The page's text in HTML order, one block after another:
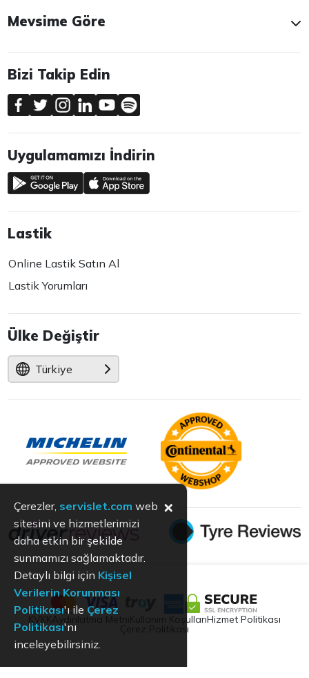
Mevsime Göre
Bizi Takip Edin
Uygulamamızı İndirin
Lastik
Online Lastik Satın Al
Lastik Yorumları
Ülke Değiştir
Türkiye
Aydınlatma Metni Kullanım KoşullarıHizmet Politikası
Çerez Politikası
Çerezler, servislet.com web
sitesini ve hizmetlerimizi
daha etkin bir şekilde
sunmamızı sağlamaktadır.
Detaylı bilgi için Kişisel
Verilerin Korunması
Politikası'ı ile Çerez
Politikası'nı
inceleyebilirsiniz.
×